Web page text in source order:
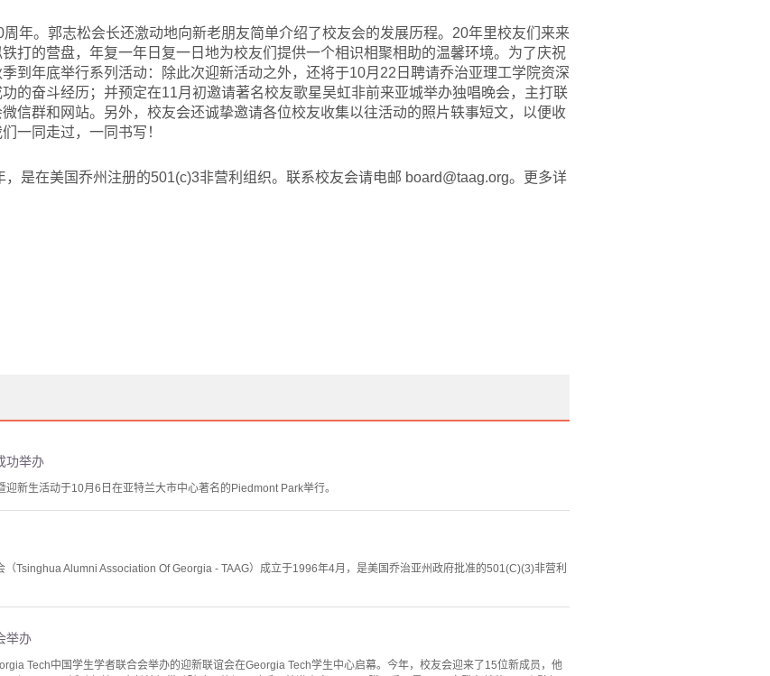
年。郭志松会长还激动地向新老朋友简单介绍了校友会的发展历程。20年里校友们来来
打的营盘，年复一年日复一日地为校友们提供一个相识相聚相助的温馨环境。为了庆祝
到年底举行系列活动：除此次迎新活动之外，还将于10月22日聘请乔治亚理工学院资深
的奋斗经历；并预定在11月初邀请著名校友歌星吴虹非前来亚城举办独唱晚会，主打联
信群和网站。另外，校友会还诚挚邀请各位校友收集以往活动的照片轶事短文，以便收
一同走过，一同书写！
是在美国乔州注册的501(c)3非营利组织。联系校友会请电邮 board@taag.org。更多详
功举办
新生活动于10月6日在亚特兰大市中心著名的Piedmont Park举行。
Tsinghua Alumni Association Of Georgia - TAAG）成立于1996年4月，是美国乔治亚州政府批准的501(C)(3)非营利
举办
Tech中国学生学者联合会举办的迎新联谊会在Georgia Tech学生中心启幕。今年，校友会迎来了15位新成员，他